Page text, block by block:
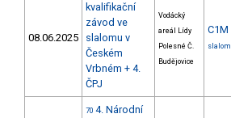
08.06.2025
kvalifikační
závod ve
slalomu v
Českém
Vrbném + 4.
ČPJ
Vodácký
areál Lídy
Polesné Č.
Budějovice
C1M
slalom
70 4. Národní